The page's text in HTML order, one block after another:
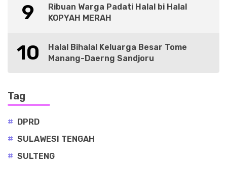
9
Ribuan Warga Padati Halal bi Halal
KOPYAH MERAH
10
Halal Bihalal Keluarga Besar Tome
Manang-Daerng Sandjoru
Tag
# DPRD
# SULAWESI TENGAH
# SULTENG